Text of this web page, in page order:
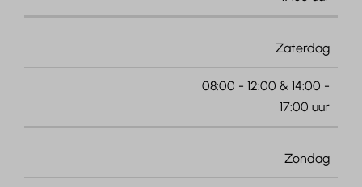
Zaterdag
08:00 - 12:00 & 14:00 -
17:00 uur
Zondag